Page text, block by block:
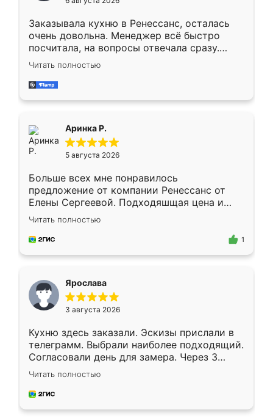
мебели буду заказывать только здесь.
Заказывала кухню в Ренессанс, осталась
очень довольна. Менеджер всё быстро
посчитала, на вопросы отвечала сразу.
Замерщик приехал в субботу, подошёл к
делу со всей ответственностью. Собрали
за день, ребята работали аккуратно, даже
Читать полностью
Аринка Р.
5 августа 2026
Больше всех мне понравилось
предложение от компании Ренессанс от
Елены Сергеевой. Подходяшщая цена и
короткие сроки изготовления. Приехавший
для замера сотрудник Владислав
предложил по моему эскизу самый
Читать полностью
1
Ярослава
3 августа 2026
Кухню здесь заказали. Эскизы прислали в
телеграмм. Выбрали наиболее подходящий.
Согласовали день для замера. Через 3
недели кухня была уже готова. Остались
довольны работой. Спасибо Ренессанс
мебель за качественную работу!
Читать полностью